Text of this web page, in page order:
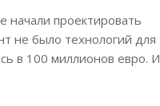
проектировать
не было технологий для
в 100 миллионов евро. И